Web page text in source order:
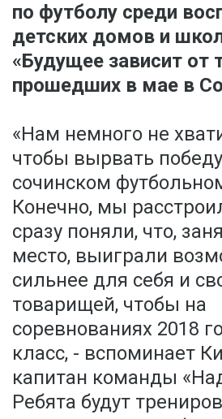
по футболу среди
детских домов и
«Будущее зависит от
прошедших в мае в
«Нам немного не
чтобы вырвать
сочинском
Конечно, мы
сразу поняли, что,
место, выиграли
сильнее для себя и
товарищей, чтобы на
соревнованиях 2018
класс, - вспоминает
капитан команды
Ребята будут